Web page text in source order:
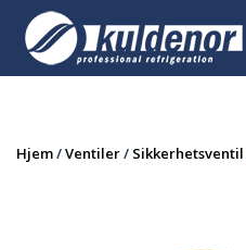
content
Hjem/Ventiler/ Sikkerhetsventil